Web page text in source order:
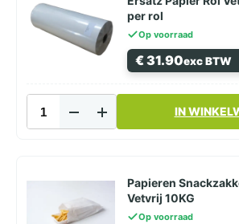
per rol
Op voorraad
€31.90exc BTW
Ersatz
Papier
Rol
10
IN
Papieren
Vetvrij 10KG
Op voorraad